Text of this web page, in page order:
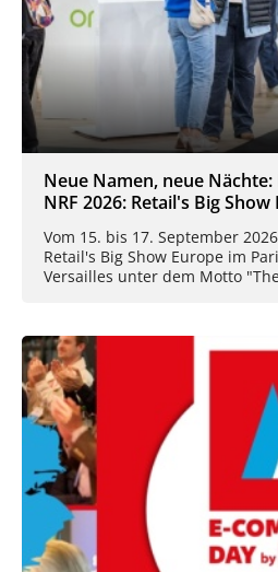
Neue Namen, neue
NRF 2026: Retail's Big Show
Vom 15. bis 17. September
Retail's Big Show Europe im
Versailles unter dem Motto